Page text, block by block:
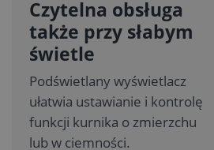
Czytelna obsługa
także przy słabym
świetle
Podświetlany wyświetlacz
ułatwia ustawianie i kontrolę
funkcji kurnika o zmierzchu
lub w ciemności.